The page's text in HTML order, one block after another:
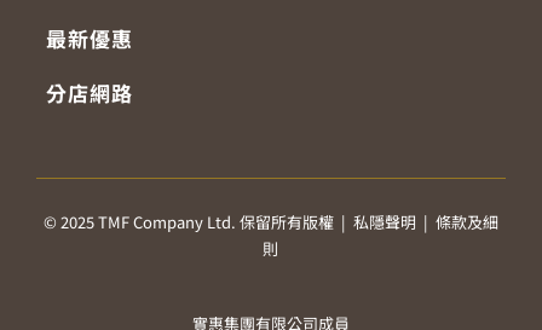
最新優惠
分店網路
© 2025 TMF Company Ltd. 保留所有版權 |私隱聲明 |條款及細
則
實惠集團有限公司成員